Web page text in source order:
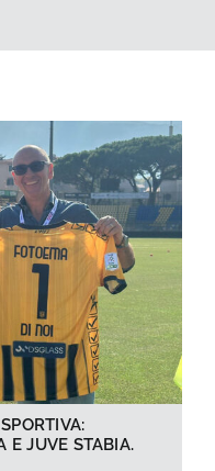
E JUVE STABIA.